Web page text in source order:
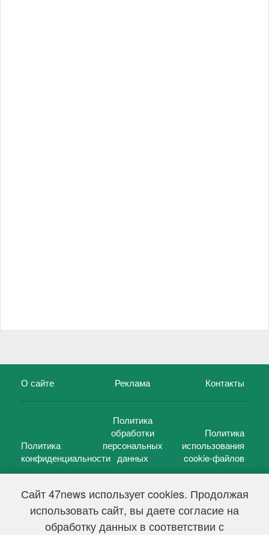
Сайт 47news использует cookies. Продолжая
использовать сайт, вы даете согласие на
обработку данных в соответствии с
О сайте Реклама Контакты
Политика
конфиденциальности
Политика
обработки
персональных
данных
Политика
использования
cookie-файлов
47 новостей (47 news)2005 — 2026 г.
Свидетельство о регистрации СМИ Эл № ФС 77-39848, выдано